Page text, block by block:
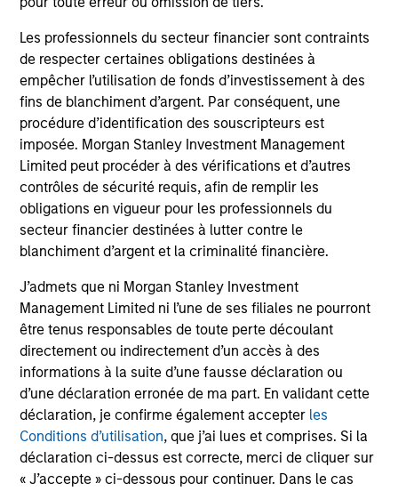
Les professionnels du secteur financier sont contraints
de respecter certaines obligations destinées à
empêcher l’utilisation de fonds d’investissement à des
fins de blanchiment d’argent. Par conséquent, une
procédure d’identification des souscripteurs est
imposée. Morgan Stanley Investment Management
Limited peut procéder à des vérifications et d’autres
contrôles de sécurité requis, afin de remplir les
obligations en vigueur pour les professionnels du
secteur financier destinées à lutter contre le
blanchiment d’argent et la criminalité financière.
J’admets que ni Morgan Stanley Investment
Management Limited ni l’une de ses filiales ne pourront
être tenus responsables de toute perte découlant
directement ou indirectement d’un accès à des
informations à la suite d’une fausse déclaration ou
d’une déclaration erronée de ma part. En validant cette
déclaration, je confirme également accepter les
Conditions d’utilisation, que j’ai lues et comprises. Si la
déclaration ci-dessus est correcte, merci de cliquer sur
« J’accepte » ci-dessous pour continuer. Dans le cas
May not represent all Team Members.
The information on this page is for informational
purposes only. The information contained herein does
not constitute and should not be construed as an
offering of advisory services or an offer to sell or a
solicitation of an offer to buy any securities in any
jurisdiction in which such offer or solicitation,
purchase or sale would be unlawful under the
securities, insurance or other laws of such jurisdiction.
All investing involves risks, including a loss of principal.
information on the strategy, including additional risk
considerations.